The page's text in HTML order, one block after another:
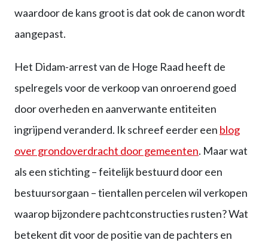
waardoor de kans groot is dat ook de canon wordt
aangepast.
Het Didam-arrest van de Hoge Raad heeft de
spelregels voor de verkoop van onroerend goed
door overheden en aanverwante entiteiten
ingrijpend veranderd. Ik schreef eerder een blog
over grondoverdracht door gemeenten. Maar wat
als een stichting – feitelijk bestuurd door een
bestuursorgaan – tientallen percelen wil verkopen
waarop bijzondere pachtconstructies rusten? Wat
betekent dit voor de positie van de pachters en